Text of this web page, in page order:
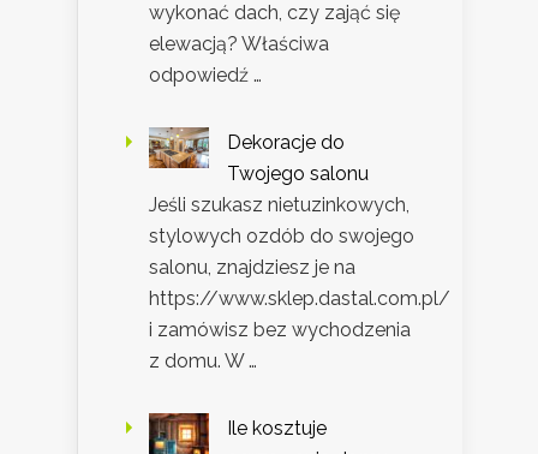
wykonać dach, czy zająć się
elewacją? Właściwa
odpowiedź …
Dekoracje do
Twojego salonu
Jeśli szukasz nietuzinkowych,
stylowych ozdób do swojego
salonu, znajdziesz je na
https://www.sklep.dastal.com.pl/
i zamówisz bez wychodzenia
z domu. W …
Ile kosztuje